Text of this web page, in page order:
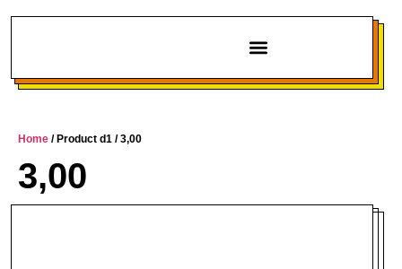
Home / Product d1 / 3,00
3,00